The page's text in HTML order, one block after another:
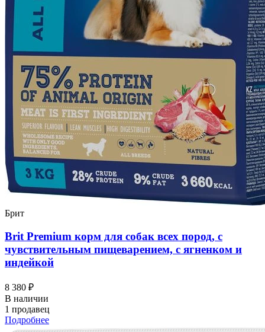
Брит
Brit Premium корм для собак всех пород, с
чувствительным пищеварением, с ягненком и
индейкой
8 380 ₽
В наличии
1 продавец
Подробнее